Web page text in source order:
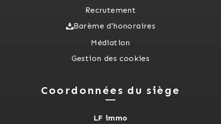
Recrutement
Barème d'honoraires
Médiation
Gestion des cookies
Coordonnées du siège
LF immo